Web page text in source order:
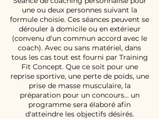
une ou deux personnes suivant la
formule choisie. Ces séances peuvent se
dérouler à domicile ou en extérieur
(convenu d'un commun accord avec le
coach). Avec ou sans matériel, dans
tous les cas tout est fourni par Training
Fit Concept. Que ce soit pour une
reprise sportive, une perte de poids, une
prise de masse musculaire, la
préparation pour un concours... un
programme sera élaboré afin
d'atteindre les objectifs désirés.